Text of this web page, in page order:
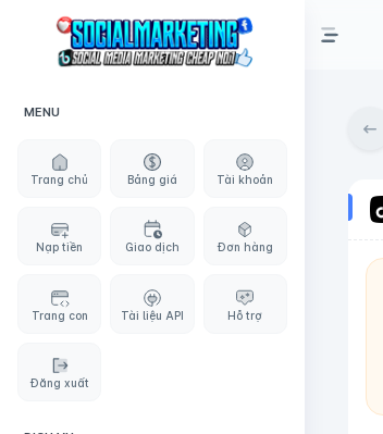
MENU
Trang chủ Bảng giá Tài khoản
Nạp tiền Giao dịch Đơn hàng
Trang con Tài liệu API Hỗ trợ
Đăng xuất